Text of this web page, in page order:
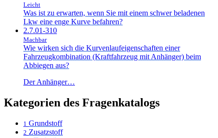
Leicht
Was ist zu erwarten, wenn Sie mit einem schwer beladenen
Lkw eine enge Kurve befahren?
2.7.01-310
Machbar
Wie wirken sich die Kurvenlaufeigenschaften einer
Fahrzeugkombination (Kraftfahrzeug mit Anhänger) beim
Abbiegen aus?
Der Anhänger…
Kategorien des Fragenkatalogs
1 Grundstoff
2 Zusatzstoff